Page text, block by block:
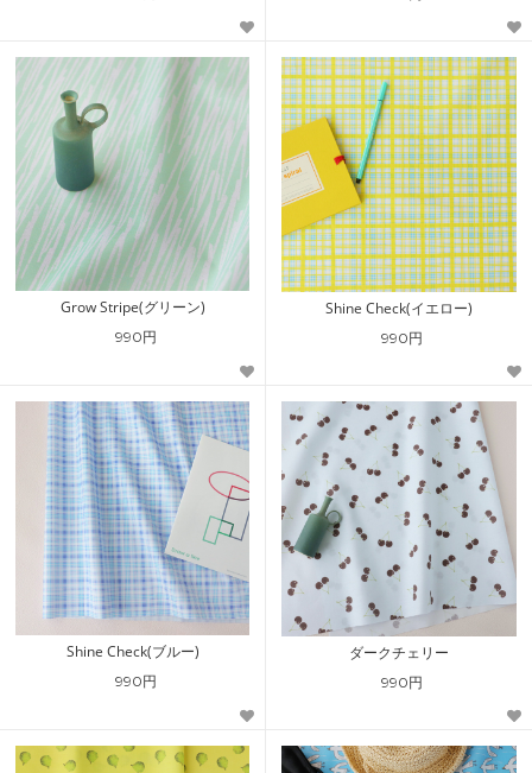
Grow Stripe(グリーン)
990円
Shine Check(イエロー)
990円
Shine Check(ブルー)
990円
ダークチェリー
990円